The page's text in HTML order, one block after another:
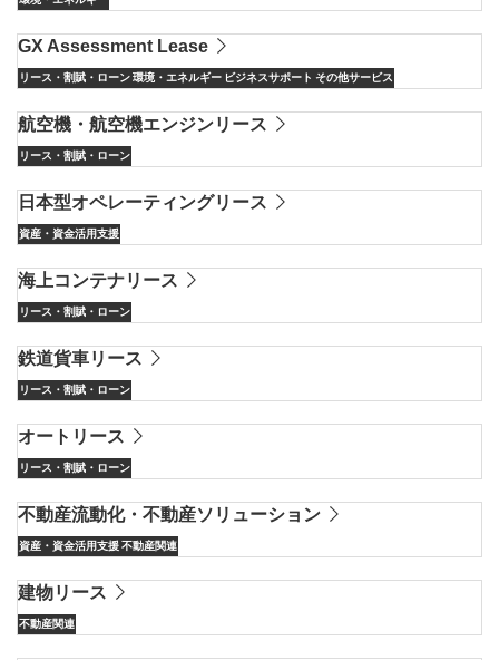
GX Assessment Lease
リース・割賦・ローン環境・エネルギー ビジネスサポート その他サービス
航空機・航空機エンジンリース
リース・割賦・ローン
日本型オペレーティングリース
資産・資金活用支援
海上コンテナリース
リース・割賦・ローン
鉄道貨車リース
リース・割賦・ローン
オートリース
リース・割賦・ローン
不動産流動化・不動産ソリューション
資産・資金活用支援不動産関連
建物リース
不動産関連